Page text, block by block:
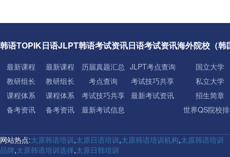
韩语TOPIK
最新课程
教研组长
课程体系
备考资讯
日语JLPT
最新课程
教研组长
课程体系
备考资讯
韩语考试资讯
历届真题汇总
考点查询
考试技巧共享
最新考试信息
日语考试资讯
JLPT考点查询
考试技巧共享
最新考试资讯
海外院校（韩
国立大学
私立大学
招生简章
世界QS院校
网站热点:太原韩语培训,太原日语培训,太原韩语培训机构,太原韩语培训
品牌,太原韩语培训选择,太原日韩培训